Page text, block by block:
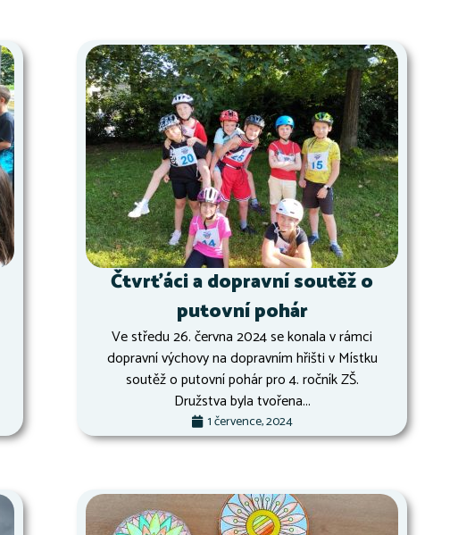
Čtvrťáci a dopravní soutěž o
putovní pohár
Ve středu 26. června 2024 se konala v rámci
dopravní výchovy na dopravním hřišti v Místku
soutěž o putovní pohár pro 4. ročník ZŠ.
Družstva byla tvořena...
1 července, 2024